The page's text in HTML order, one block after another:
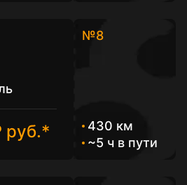
руб.*
№8
430 км
~5 ч в пути